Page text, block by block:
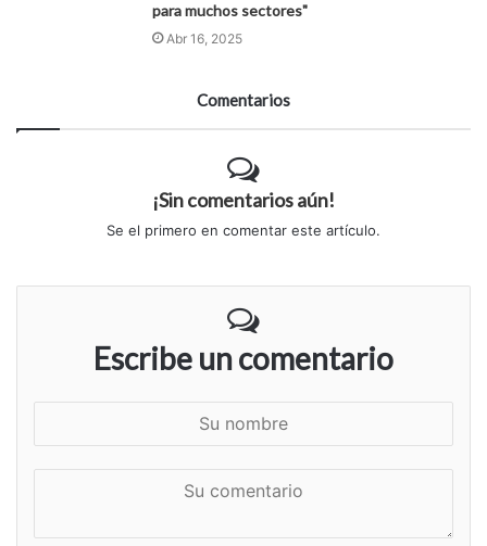
para muchos sectores"
Abr 16, 2025
Comentarios
¡Sin comentarios aún!
Se el primero en comentar este artículo.
Escribe un comentario